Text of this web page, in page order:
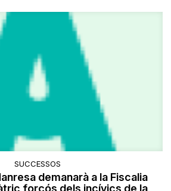
SUCCESSOS
demanarà a la Fiscalia
forçós dels incívics de la